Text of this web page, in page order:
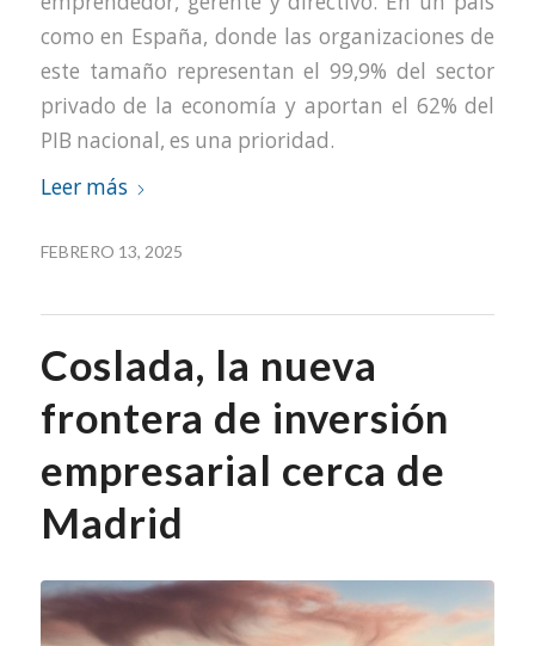
como en España, donde las organizaciones de
este tamaño representan el 99,9% del sector
privado de la economía y aportan el 62% del
PIB nacional, es una prioridad.
Leer más
FEBRERO 13, 2025
Coslada, la nueva
frontera de inversión
empresarial cerca de
Madrid